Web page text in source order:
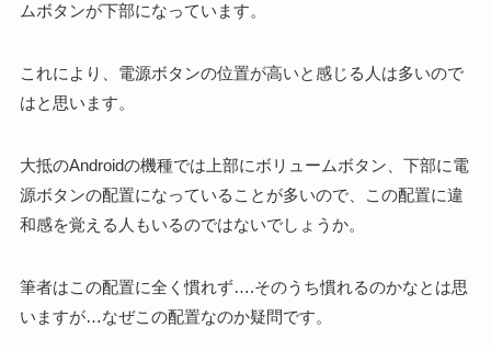
ムボタンが下部になっています。
これにより、電源ボタンの位置が高いと感じる人は多いので
はと思います。
大抵のAndroidの機種では上部にボリュームボタン、下部に電
源ボタンの配置になっていることが多いので、この配置に違
和感を覚える人もいるのではないでしょうか。
筆者はこの配置に全く慣れず….そのうち慣れるのかなとは思
いますが…なぜこの配置なのか疑問です。